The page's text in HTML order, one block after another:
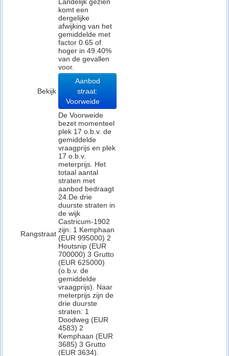
komt een
dergelijke
afwijking van het
gemiddelde met
factor 0.65 of
hoger in 49.40%
van de gevallen
voor.
Bekijk
Aanbod
straat:
Voorweide
Rangstraat
De Voorweide
bezet momenteel
plek 17 o.b.v. de
gemiddelde
vraagprijs en plek
17 o.b.v.
meterprijs. Het
totaal aantal
straten met
aanbod bedraagt
24.De drie
duurste straten in
de wijk
Castricum-1902
zijn: 1 Kemphaan
(EUR 995000) 2
Houtsnip (EUR
700000) 3 Grutto
(EUR 625000)
(o.b.v. de
gemiddelde
vraagprijs). Naar
meterprijs zijn de
drie duurste
straten: 1
Doodweg (EUR
4583) 2
Kemphaan (EUR
3685) 3 Grutto
(EUR 3634).